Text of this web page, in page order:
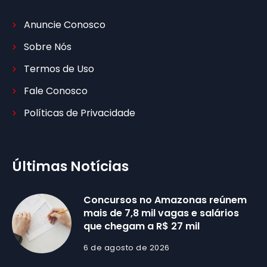
Anuncie Conosco
Sobre Nós
Termos de Uso
Fale Conosco
Políticas de Privacidade
Últimas Notícias
Concursos no Amazonas reúnem
mais de 7,8 mil vagas e salários
que chegam a R$ 27 mil
6 de agosto de 2026